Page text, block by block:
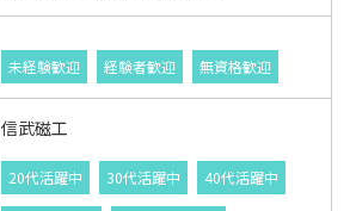
未経験歓迎 経験者歓迎 無資格歓迎
信武磁工
20代活躍中 30代活躍中 40代活躍中